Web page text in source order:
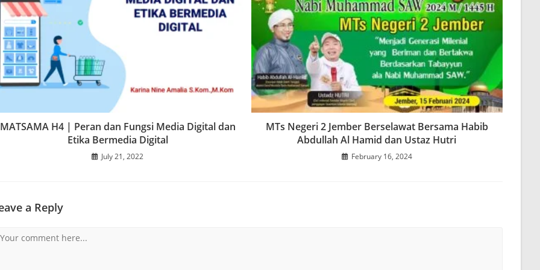
MATSAMA H4 | Peran dan Fungsi Media Digital dan
Etika Bermedia Digital
July 21, 2022
MTs Negeri 2 Jember Berselawat Bersama Habib
Abdullah Al Hamid dan Ustaz Hutri
February 16, 2024
a Reply